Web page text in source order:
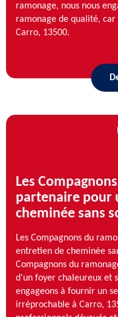
ramonage, nous nous
ramonage de qualité,
Carro, 13500.
Les
partenaire pour
cheminée sans
Les Compagnons du
entretien de cheminée
Compagnons du
d'un foyer chaleureux et
engageons à fournir un
irréprochable à Carro,